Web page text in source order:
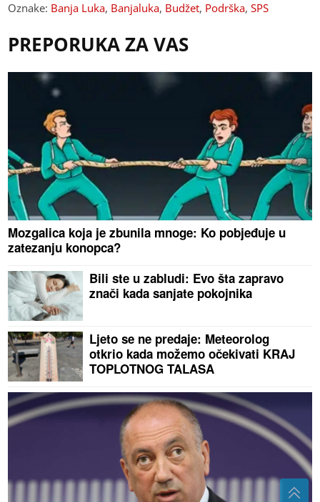
Oznake: Banja Luka, Banjaluka, Budžet, Podrška,SPS
PREPORUKA ZA VAS
Mozgalica koja je zbunila mnoge: Ko pobjeđuje u
zatezanju konopca?
Bili ste u zabludi: Evo šta zapravo
znači kada sanjate pokojnika
Ljeto se ne predaje: Meteorolog
otkrio kada možemo očekivati KRAJ
TOPLOTNOG TALASA